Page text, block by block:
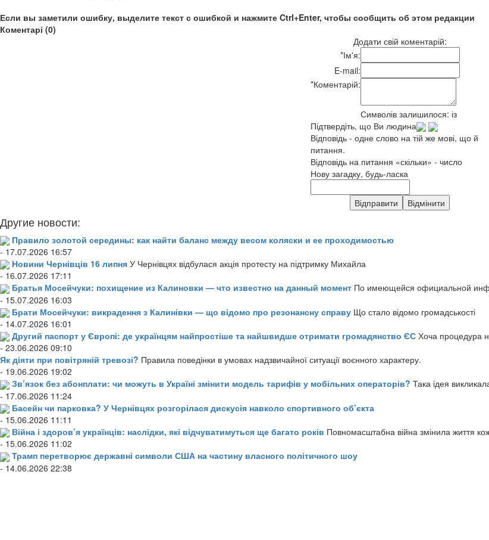
Если вы заметили ошибку, выделите текст с ошибкой и нажмите Ctrl+Enter, чтобы сообщить об этом редакции
Коментарі (0)
Додати свій коментарій:
*Ім'я:
E-mail:
*Коментарій:
Символів залишилося: із
Підтвердіть, що Ви людина
Відповідь - одне слово на тій же мові, що й
питання.
Відповідь на питання «скільки» - число
Нову загадку, будь-ласка
Другие новости:
Правило золотой середины: как найти баланс между весом коляски и ее проходимостью
- 17.07.2026 16:57
Новини Чернівців 16 липня У Чернівцях відбулася акція протесту на підтримку Михайла
- 16.07.2026 17:11
Братья Мосейчуки: похищение из Калиновки — что известно на данный момент По имеющейся официальной
- 15.07.2026 16:03
Брати Мосейчуки: викрадення з Калинівки — що відомо про резонансну справу Що стало відомо громадськості
- 14.07.2026 16:01
Другий паспорт у Європі: де українцям найпростіше та найшвидше отримати громадянство ЄС Хоча процедура
- 23.06.2026 09:10
Як діяти при повітряній тревозі? Правила поведінки в умовах надзвичайної ситуації воєнного характеру.
- 19.06.2026 19:02
Зв’язок без абонплати: чи можуть в Україні змінити модель тарифів у мобільних операторів? Така ідея
- 17.06.2026 11:24
Басейн чи парковка? У Чернівцях розгорілася дискусія навколо спортивного об’єкта
- 15.06.2026 11:11
Війна і здоров’я українців: наслідки, які відчуватимуться ще багато років Повномасштабна війна змінила життя
- 15.06.2026 11:02
Трамп перетворює державні символи США на частину власного політичного шоу
- 14.06.2026 22:38